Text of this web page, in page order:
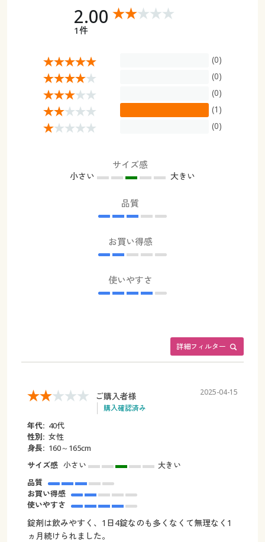
2.00
1件
(0)
(0)
(0)
(1)
(0)
サイズ感
小さい 大きい
品質
お買い得感
使いやすさ
詳細フィルター
ご購入者様
購入確認済み
2025-04-15
年代: 40代
性別: 女性
身長: 160～165cm
サイズ感 小さい
大きい
品質
お買い得感
使いやすさ
錠剤は飲みやすく、1日4錠なのも多くなくて無理なく1
ヵ月続けられました。